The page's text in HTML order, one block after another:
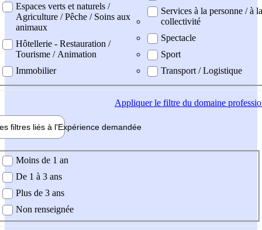
Espaces verts et naturels /
Agriculture / Pêche / Soins aux
animaux
Hôtellerie - Restauration /
Tourisme / Animation
Immobilier
Services à la personne / à la
collectivité
Spectacle
Sport
Transport / Logistique
Appliquerle filtre du domaine
filtres liés à l'Expérience demandée
demandée
Moins de 1 an
De 1 à 3 ans
Plus de 3 ans
Non renseignée